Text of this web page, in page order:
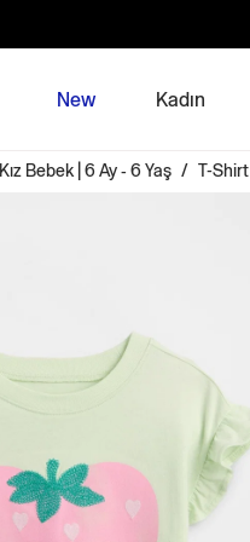
New Kadın
Kız Bebek | 6 Ay - 6 Yaş / T-Shirt